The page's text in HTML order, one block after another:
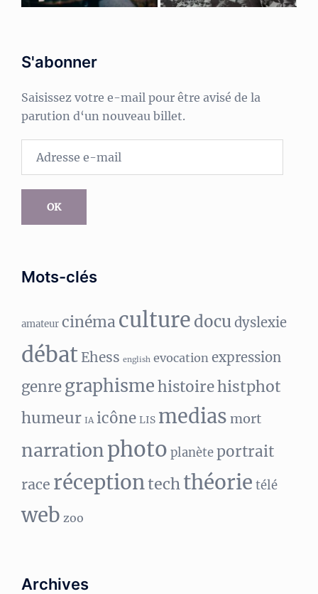
S'abonner
Saisissez votre e-mail pour être avisé de la
parution d‘un nouveau billet.
OK
Mots-clés
amateur cinémaculture docudyslexie
débat Ehess english evocation expression
genregraphismehistoirehistphot
humeur IA icône LIS medias mort
narrationphoto planèteportrait
race réceptiontechthéorie télé
web zoo
Archives